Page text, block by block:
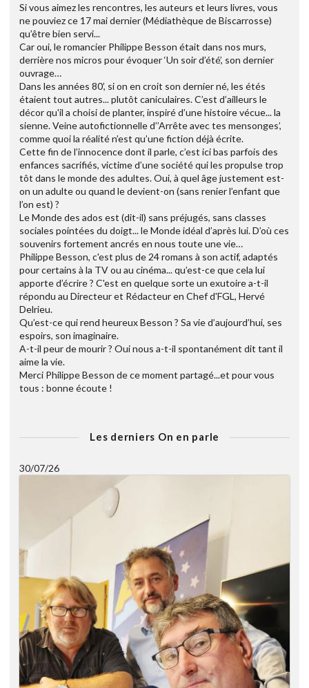
Si vous aimez les rencontres, les auteurs et leurs livres, vous
ne pouviez ce 17 mai dernier (Médiathèque de Biscarrosse)
qu’être bien servi...
Car oui, le romancier Philippe Besson était dans nos murs,
derrière nos micros pour évoquer ‘Un soir d’été’, son dernier
ouvrage…
Dans les années 80’, si on en croit son dernier né, les étés
étaient tout autres... plutôt caniculaires. C’est d’ailleurs le
décor qu'il a choisi de planter, inspiré d’une histoire vécue... la
sienne. Veine autofictionnelle d’’Arrête avec tes mensonges’,
comme quoi la réalité n’est qu’une fiction déjà écrite.
Cette fin de l’innocence dont il parle, c’est ici bas parfois des
enfances sacrifiés, victime d’une société qui les propulse trop
tôt dans le monde des adultes. Oui, à quel âge justement est-
on un adulte ou quand le devient-on (sans renier l’enfant que
l’on est) ?
Le Monde des ados est (dit-il) sans préjugés, sans classes
sociales pointées du doigt... le Monde idéal d’après lui. D’où ces
souvenirs fortement ancrés en nous toute une vie…
Philippe Besson, c'est plus de 24 romans à son actif, adaptés
pour certains à la TV ou au cinéma... qu’est-ce que cela lui
apporte d’écrire ? C'est en quelque sorte un exutoire a-t-il
répondu au Directeur et Rédacteur en Chef d'FGL, Hervé
Delrieu.
Qu’est-ce qui rend heureux Besson ? Sa vie d’aujourd’hui, ses
espoirs, son imaginaire.
A-t-il peur de mourir ? Oui nous a-t-il spontanément dit tant il
aime la vie.
Merci Philippe Besson de ce moment partagé...et pour vous
tous : bonne écoute !
Les derniers On en parle
30/07/26